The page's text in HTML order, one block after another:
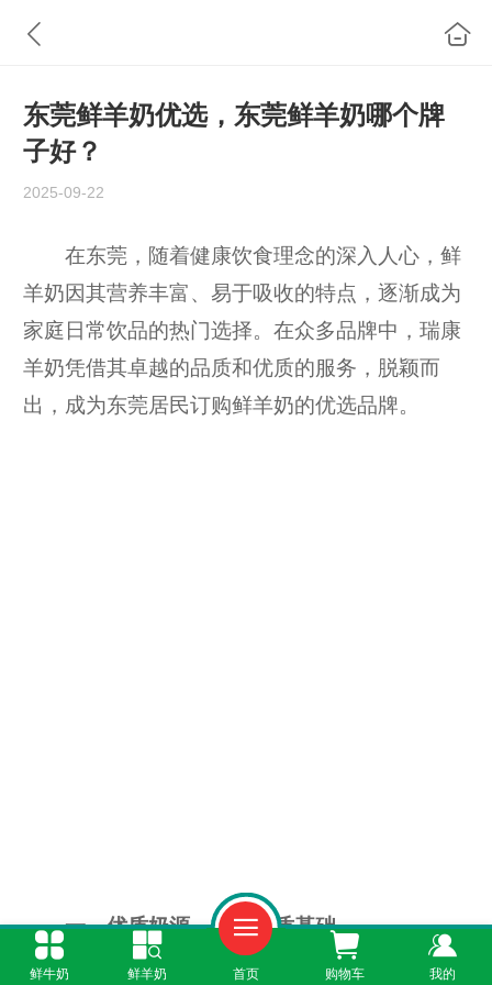
东莞鲜羊奶优选，东莞鲜羊奶哪个牌
子好？
2025-09-22
在东莞，随着健康饮食理念的深入人心，鲜
羊奶因其营养丰富、易于吸收的特点，逐渐成为
家庭日常饮品的热门选择。在众多品牌中，瑞康
羊奶凭借其卓越的品质和优质的服务，脱颖而
出，成为东莞居民订购鲜羊奶的优选品牌。
一、优质奶源，奠定品质基础
鲜牛奶 鲜羊奶 首页 购物车 我的